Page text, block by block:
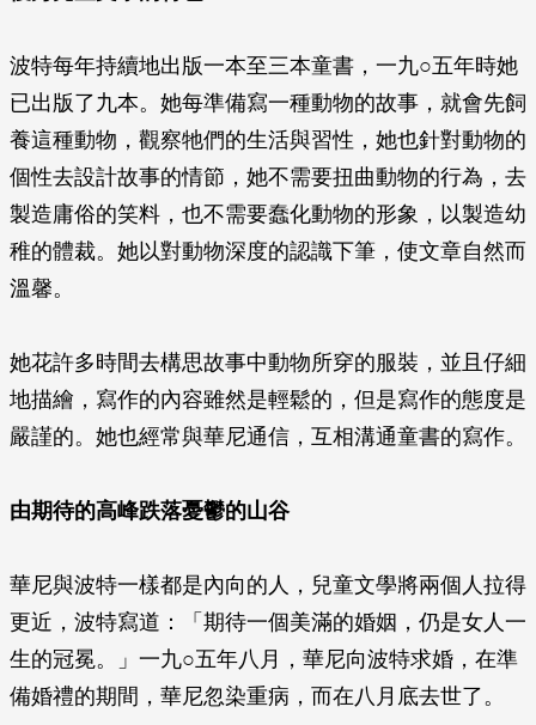
波特每年持續地出版一本至三本童書，一九○五年時她
已出版了九本。她每準備寫一種動物的故事，就會先飼
養這種動物，觀察牠們的生活與習性，她也針對動物的
個性去設計故事的情節，她不需要扭曲動物的行為，去
製造庸俗的笑料，也不需要蠢化動物的形象，以製造幼
稚的體裁。她以對動物深度的認識下筆，使文章自然而
溫馨。
她花許多時間去構思故事中動物所穿的服裝，並且仔細
地描繪，寫作的內容雖然是輕鬆的，但是寫作的態度是
嚴謹的。她也經常與華尼通信，互相溝通童書的寫作。
由期待的高峰跌落憂鬱的山谷
華尼與波特一樣都是內向的人，兒童文學將兩個人拉得
更近，波特寫道：「期待一個美滿的婚姻，仍是女人一
生的冠冕。」一九○五年八月，華尼向波特求婚，在準
備婚禮的期間，華尼忽染重病，而在八月底去世了。